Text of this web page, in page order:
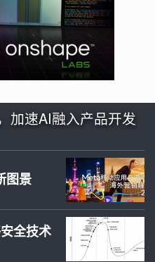
加速AI融入产品开发
图景
全技术